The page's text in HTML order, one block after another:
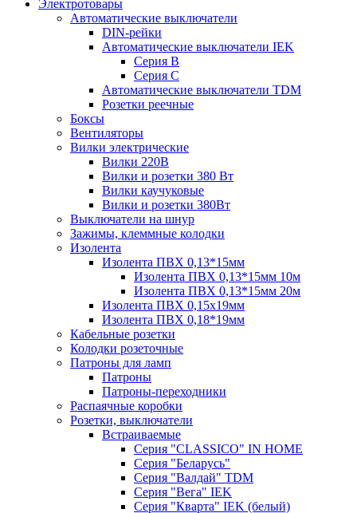
Электротовары
Автоматические выключатели
DIN-рейки
Автоматические выключатели IEK
Серия B
Серия С
Автоматические выключатели TDM
Розетки реечные
Боксы
Вентиляторы
Вилки электрические
Вилки 220В
Вилки и розетки 380 Вт
Вилки каучуковые
Вилки и розетки 380Вт
Выключатели на шнур
Зажимы, клеммные колодки
Изолента
Изолента ПВХ 0,13*15мм
Изолента ПВХ 0,13*15мм 10м
Изолента ПВХ 0,13*15мм 20м
Изолента ПВХ 0,15х19мм
Изолента ПВХ 0,18*19мм
Кабельные розетки
Колодки розеточные
Патроны для ламп
Патроны
Патроны-переходники
Распаячные коробки
Розетки, выключатели
Встраиваемые
Серия "CLASSICO" IN HOME
Серия "Беларусь"
Серия "Валдай" TDM
Серия "Вега" IEK
Серия "Кварта" IEK (белый)